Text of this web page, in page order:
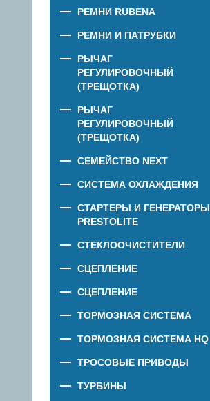
РЕМНИ RUBENA
РЕМНИ И ПАТРУБКИ
РЫЧАГ
РЕГУЛИРОВОЧНЫЙ
(ТРЕЩОТКА)
РЫЧАГ
РЕГУЛИРОВОЧНЫЙ
(ТРЕЩОТКА)
СЕМЕЙСТВО NEXT
СИСТЕМА ОХЛАЖДЕНИЯ
СТАРТЕРЫ И ГЕНЕРАТОРЫ
PRESTOLITE
СТЕКЛООЧИСТИТЕЛИ
СЦЕПЛЕНИЕ
СЦЕПЛЕНИЕ
ТОРМОЗНАЯ СИСТЕМА
ТОРМОЗНАЯ СИСТЕМА HQ
ТРОСОВЫЕ ПРИВОДЫ
ТУРБИНЫ